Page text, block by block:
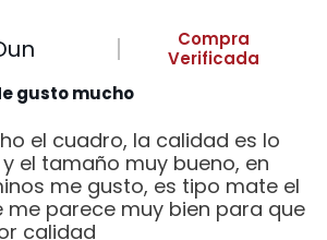
Compra
Verificada
gusto mucho
el cuadro, la calidad es lo
el tamaño muy bueno, en
me gusto, es tipo mate el
me parece muy bien para que
calidad